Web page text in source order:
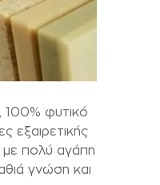
100% φυτικό
εξαιρετικής
με πολύ αγάπη
γνώση και